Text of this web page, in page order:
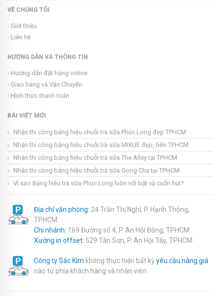
VỀ CHÚNG TÔI
- Giới thiệu
- Liên hệ
HƯỚNG DẪN VÀ THÔNG TIN
- Hướng dẫn đặt hàng online
- Giao hàng và Vận Chuyển
- Hình thức thanh toán
BÀI VIẾT MỚI
Nhận thi công bảng hiệu chuỗi trà sữa Phúc Long đẹp TPHCM
Nhận thi công bảng hiệu chuỗi trà sữa MIXUE đẹp, bền TPHCM
Nhận thi công bảng hiệu chuỗi trà sữa The Alley tại TPHCM
Nhận thi công bảng hiệu chuỗi trà sữa Gong Cha tại TPHCM
Vì sao Bảng hiệu trà sữa Phúc Long luôn nổi bật và cuốn hút?
Địa chỉ văn phòng: 24 Trần Thị Nghỉ, P. Hạnh Thông,
TPHCM
Chi nhánh: 169 Đường số 4, P. An Hội Đông, TPHCM
Xưởng in offset: 529 Tân Sơn, P. An Hội Tây, TPHCM
Công ty Sắc Kim không thực hiện bất kỳyêu cầu nâng giá
nào từ phía khách hàng và nhân viên